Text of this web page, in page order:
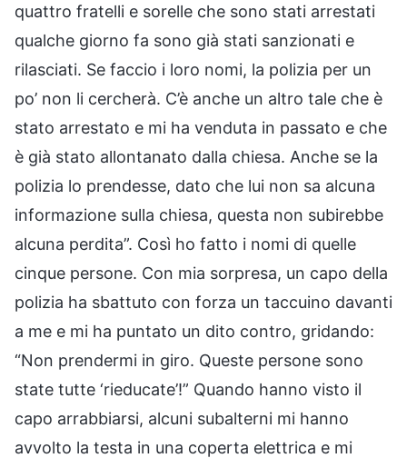
quattro fratelli e sorelle che sono stati arrestati
qualche giorno fa sono già stati sanzionati e
rilasciati. Se faccio i loro nomi, la polizia per un
po’ non li cercherà. C’è anche un altro tale che è
stato arrestato e mi ha venduta in passato e che
è già stato allontanato dalla chiesa. Anche se la
polizia lo prendesse, dato che lui non sa alcuna
informazione sulla chiesa, questa non subirebbe
alcuna perdita”. Così ho fatto i nomi di quelle
cinque persone. Con mia sorpresa, un capo della
polizia ha sbattuto con forza un taccuino davanti
a me e mi ha puntato un dito contro, gridando:
“Non prendermi in giro. Queste persone sono
state tutte ‘rieducate’!” Quando hanno visto il
capo arrabbiarsi, alcuni subalterni mi hanno
avvolto la testa in una coperta elettrica e mi